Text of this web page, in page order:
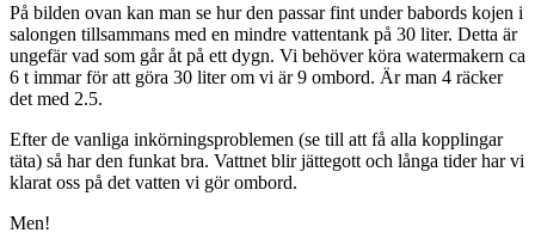
På bilden ovan kan man se hur den passar fint under babords kojen i
salongen tillsammans med en mindre vattentank på 30 liter. Detta är
ungefär vad som går åt på ett dygn. Vi behöver köra watermakern ca
6 t immar för att göra 30 liter om vi är 9 ombord. Är man 4 räcker
det med 2.5.
Efter de vanliga inkörningsproblemen (se till att få alla kopplingar
täta) så har den funkat bra. Vattnet blir jättegott och långa tider har vi
klarat oss på det vatten vi gör ombord.
Men!